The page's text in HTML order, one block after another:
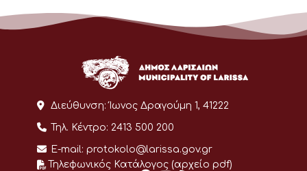
Διεύθυνση: Ίωνος Δραγούμη 1, 41222
Τηλ. Κέντρο: 2413 500 200
E-mail: protokolo@larissa.gov.gr
Τηλεφωνικός Κατάλογος (αρχείο pdf)